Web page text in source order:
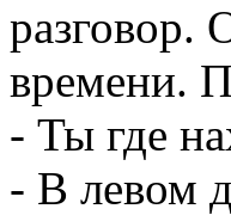
разговор.
времени.
- Ты где
- В левом